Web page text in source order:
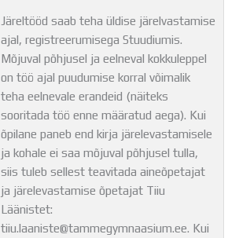
Järeltööd saab teha üldise järelvastamise
ajal, registreerumisega Stuudiumis.
Mõjuval põhjusel ja eelneval kokkuleppel
on töö ajal puudumise korral võimalik
teha eelnevale erandeid (näiteks
sooritada töö enne määratud aega). Kui
õpilane paneb end kirja järelevastamisele
ja kohale ei saa mõjuval põhjusel tulla,
siis tuleb sellest teavitada aineõpetajat
ja järelevastamise õpetajat Tiiu
Läänistet:
tiiu.laaniste@tammegymnaasium.ee. Kui